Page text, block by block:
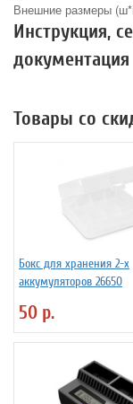
Внешние размеры
Инструкция,
документация
Товары со
Бокс для хранения 2-х
аккумуляторов 26650
50 р.